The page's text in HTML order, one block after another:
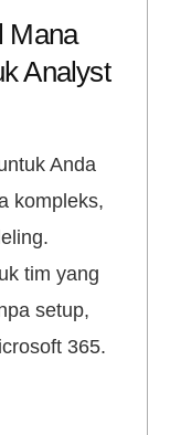
Mana
Analyst
Anda
kompleks,
tim yang
setup,
365.